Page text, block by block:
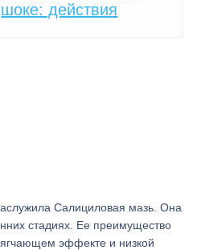
шоке: действия
Салициловая мазь. Она
стадиях. Ее преимущество
эффекте и низкой